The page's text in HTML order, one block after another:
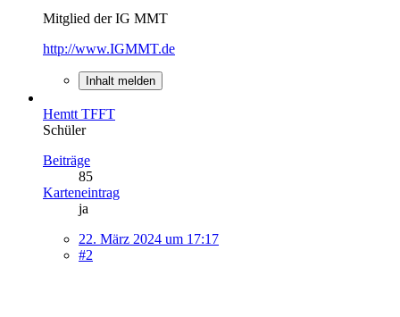
Mitglied der IG MMT
http://www.IGMMT.de
Inhalt melden
Hemtt TFFT
Schüler
Beiträge
85
Karteneintrag
ja
22. März 2024 um 17:17
#2